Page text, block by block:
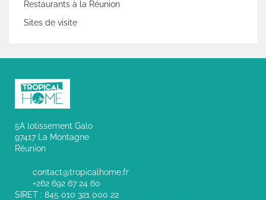
Restaurants à la Réunion
Sites de visite
5A lotissement Galo
97417 La Montagne
Réunion
contact@tropicalhome.fr
+262 692 67 24 60
SIRET : 845 010 321 000 22